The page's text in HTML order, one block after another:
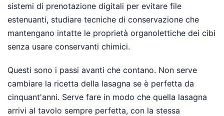
sistemi di prenotazione digitali per evitare file
estenuanti, studiare tecniche di conservazione che
mantengano intatte le proprietà organolettiche dei cibi
senza usare conservanti chimici.
Questi sono i passi avanti che contano. Non serve
cambiare la ricetta della lasagna se è perfetta da
cinquant'anni. Serve fare in modo che quella lasagna
arrivi al tavolo sempre perfetta, con la stessa